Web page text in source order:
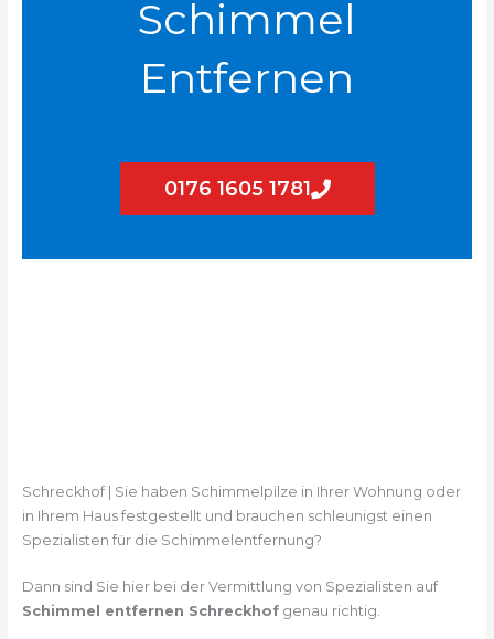
Schimmel
Entfernen
0176 1605 1781
Schreckhof | Sie haben Schimmelpilze in Ihrer Wohnung oder
in Ihrem Haus festgestellt und brauchen schleunigst einen
Spezialisten für die Schimmelentfernung?
Dann sind Sie hier bei der Vermittlung von Spezialisten auf
Schimmel entfernen Schreckhofgenau richtig.